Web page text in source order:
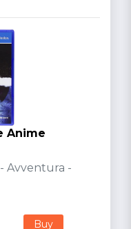
Anime
Avventura -
Buy